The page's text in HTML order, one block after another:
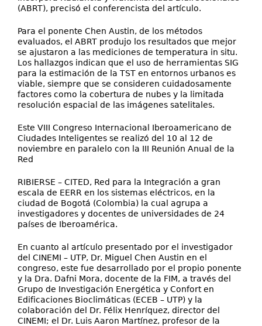
(ABRT), precisó el conferencista del artículo.
Para el ponente Chen Austin, de los métodos
evaluados, el ABRT produjo los resultados que mejor
se ajustaron a las mediciones de temperatura in situ.
Los hallazgos indican que el uso de herramientas SIG
para la estimación de la TST en entornos urbanos es
viable, siempre que se consideren cuidadosamente
factores como la cobertura de nubes y la limitada
resolución espacial de las imágenes satelitales.
Este VIII Congreso Internacional Iberoamericano de
Ciudades Inteligentes se realizó del 10 al 12 de
noviembre en paralelo con la III Reunión Anual de la
Red
RIBIERSE – CITED, Red para la Integración a gran
escala de EERR en los sistemas eléctricos, en la
ciudad de Bogotá (Colombia) la cual agrupa a
investigadores y docentes de universidades de 24
países de Iberoamérica.
En cuanto al artículo presentado por el investigador
del CINEMI – UTP, Dr. Miguel Chen Austin en el
congreso, este fue desarrollado por el propio ponente
y la Dra. Dafni Mora, docente de la FIM, a través del
Grupo de Investigación Energética y Confort en
Edificaciones Bioclimáticas (ECEB – UTP) y la
colaboración del Dr. Félix Henríquez, director del
CINEMI; el Dr. Luis Aaron Martínez, profesor de la